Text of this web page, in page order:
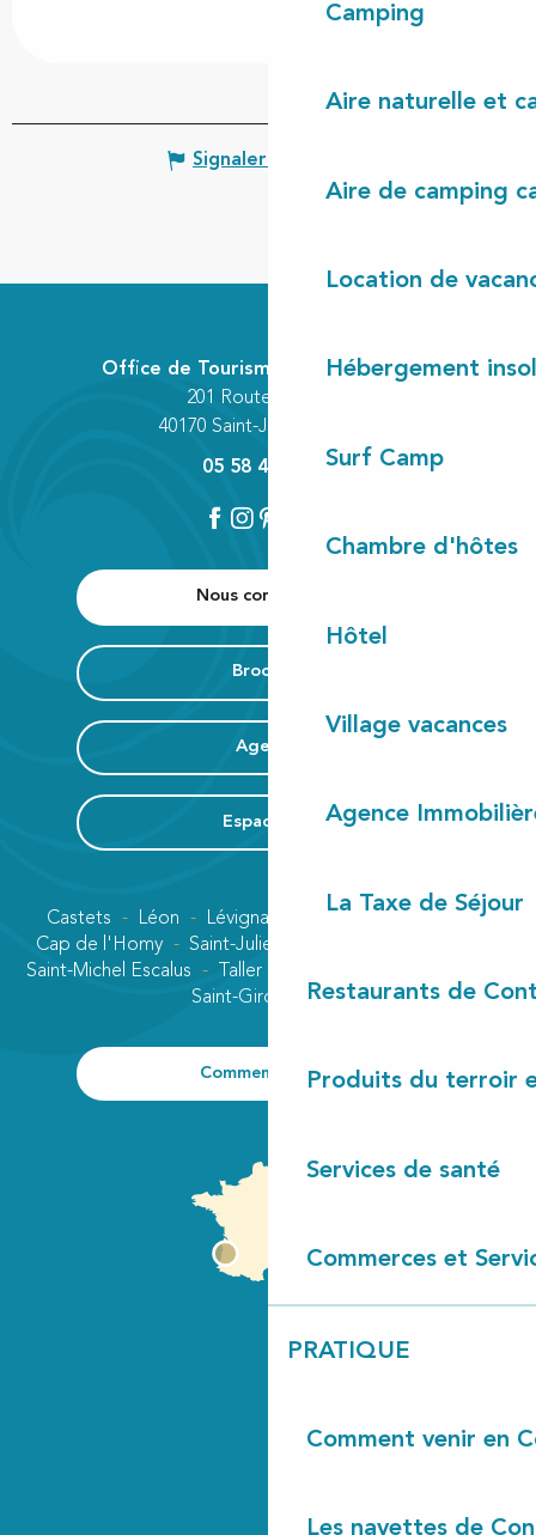
Camping
Aire naturelle et
Aire de camping
Location de
Hébergement
Surf Camp
Chambre d'hôtes
Hôtel
Village vacances
Agence
La Taxe de Séjour
Restaurants de
Produits du terroir
Services de santé
Commerces et
PRATIQUE
Comment venir en
Les navettes de
Signaler une erreur
Nous contacter
Brochure
Agenda
Espace Pro
Office de Tourisme Communautaire
201 Route des Lacs
40170 Saint-Julien-en-Born
05 58 42 89 80
Castets Léon Lévignacq
Cap de l'Homy
Saint-Julien-en-Born
Saint-Michel Escalus
Taller
Saint-Girons plage
Comment venir ?